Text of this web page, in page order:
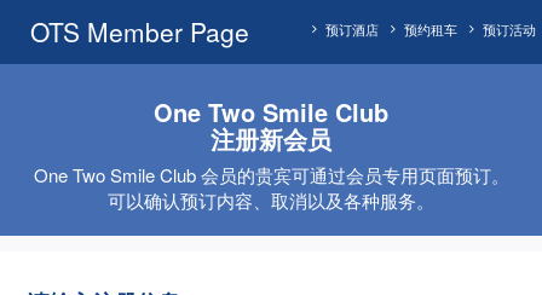
OTS Member Page 预订活动
预约租车
预订酒店
One Two Smile Club
注册新会员
One Two Smile Club 会员的贵宾可通过会员专用页面预订。
可以确认预订内容、取消以及各种服务。